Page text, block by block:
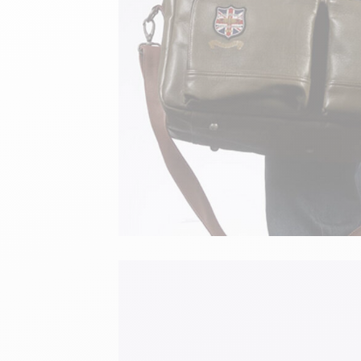
Bomber cuir
Blouson aviateur cuir
Gilets cuir & fourrure
Bomber cuir & blouson
Teddy
Accessoires
Haute
Bottes cuir femme
Bottines femme cuir
Mayura Gipsy
24h Le Mans Cockpit USA